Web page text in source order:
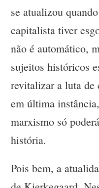
se atualizou
capitalista tiver
não é automático,
sujeitos históricos
revitalizar a luta de
em última
marxismo só
história.
Pois bem, a